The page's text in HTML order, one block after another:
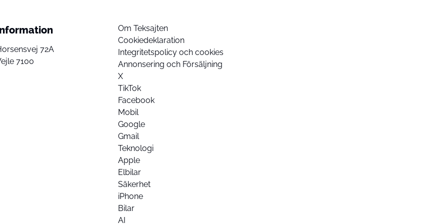
72A
7100
Om Teksajten
Cookiedeklaration
Integritetspolicy och cookies
Annonsering och Försäljning
X
TikTok
Facebook
Mobil
Google
Gmail
Teknologi
Apple
Elbilar
Säkerhet
iPhone
Bilar
AI